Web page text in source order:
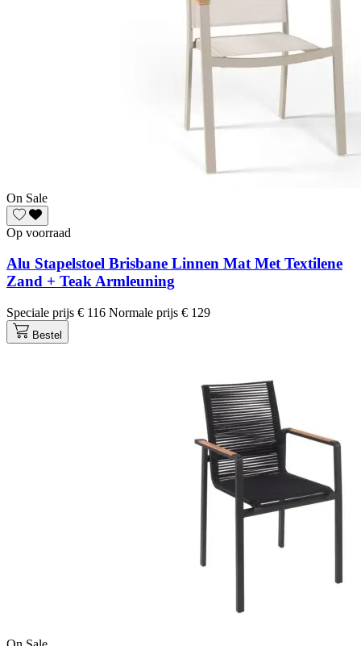
On Sale
Op voorraad
Alu Stapelstoel Brisbane Linnen Mat Met Textilene
Zand + Teak Armleuning
Speciale prijs € 116 Normale prijs € 129
Bestel